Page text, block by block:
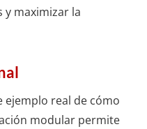
y maximizar la
ejemplo real de cómo
modular permite